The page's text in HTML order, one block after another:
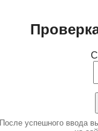
После успешного ввода